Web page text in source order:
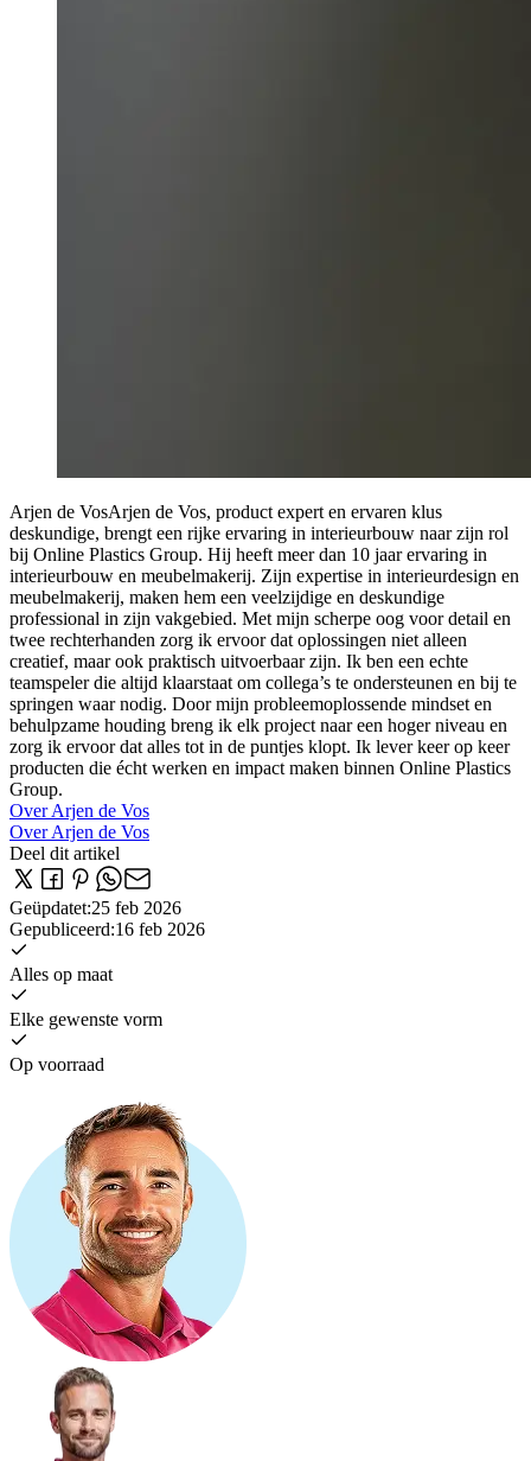
Arjen de VosArjen de Vos, product expert en ervaren klus
deskundige, brengt een rijke ervaring in interieurbouw naar zijn rol
bij Online Plastics Group. Hij heeft meer dan 10 jaar ervaring in
interieurbouw en meubelmakerij. Zijn expertise in interieurdesign en
meubelmakerij, maken hem een veelzijdige en deskundige
professional in zijn vakgebied. Met mijn scherpe oog voor detail en
twee rechterhanden zorg ik ervoor dat oplossingen niet alleen
creatief, maar ook praktisch uitvoerbaar zijn. Ik ben een echte
teamspeler die altijd klaarstaat om collega’s te ondersteunen en bij te
springen waar nodig. Door mijn probleemoplossende mindset en
behulpzame houding breng ik elk project naar een hoger niveau en
zorg ik ervoor dat alles tot in de puntjes klopt. Ik lever keer op keer
producten die écht werken en impact maken binnen Online Plastics
Group.
Over Arjen de Vos
Over Arjen de Vos
Deel dit artikel
Geüpdatet:25 feb 2026
Gepubliceerd:16 feb 2026
Alles op maat
Elke gewenste vorm
Op voorraad